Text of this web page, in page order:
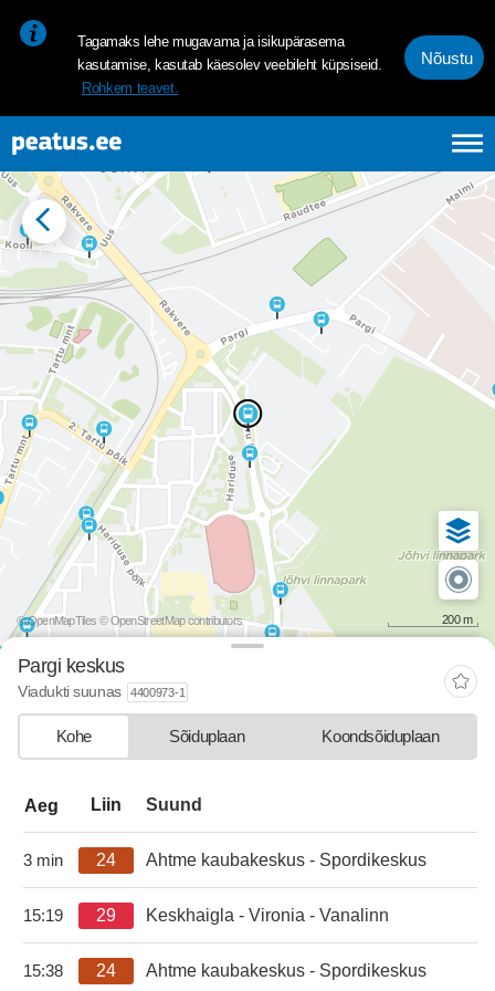
Tagamaks lehe mugavama ja isikupärasema
kasutamise, kasutab käesolev veebileht küpsiseid.
Rohkem teavet.
Nõustu
© OpenMapTiles © OpenStreetMap contributors 200 m
Pargi keskus
Viadukti suunas 4400973-1
Kohe Sõiduplaan Koondsõiduplaan
Aeg Liin Suund
3 min 24 Ahtme kaubakeskus - Spordikeskus
15:19
kell 15:19.
29 Keskhaigla - Vironia - Vanalinn
15:38
kell 15:38.
24 Ahtme kaubakeskus - Spordikeskus